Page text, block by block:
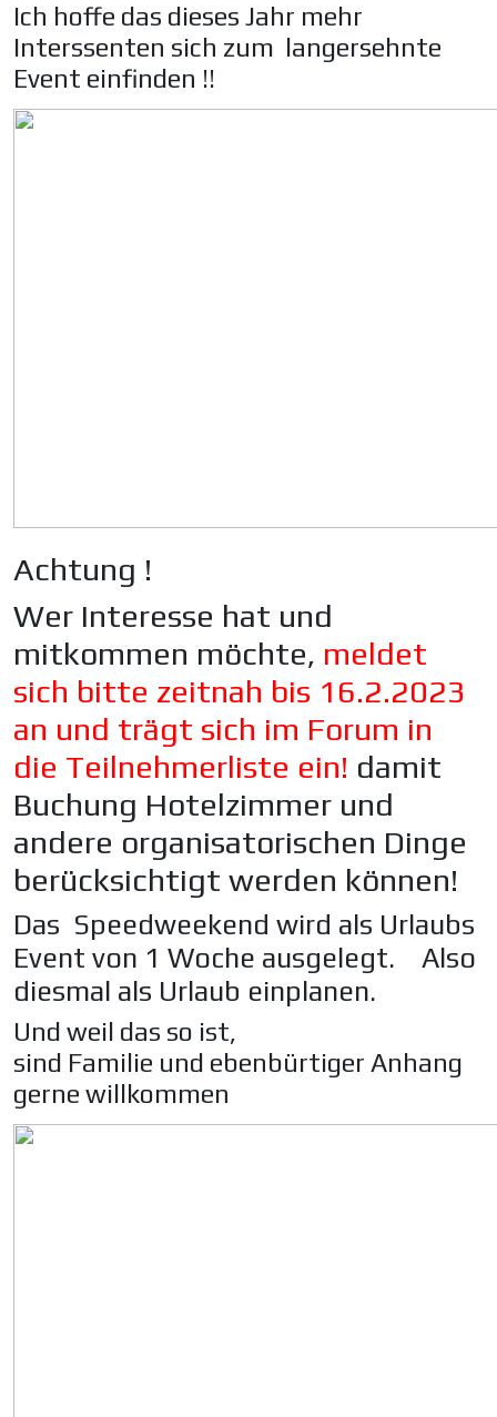
Ich hoffe das dieses Jahr mehr
Interssenten sich zum langersehnte
Event einfinden !!
Achtung !
Wer Interesse hat und
mitkommen möchte, meldet
sich bitte zeitnah bis 16.2.2023
an und trägt sich im Forum in
die Teilnehmerliste ein! damit
Buchung Hotelzimmer und
andere organisatorischen Dinge
berücksichtigt werden können!
Das Speedweekend wird als Urlaubs
Event von 1 Woche ausgelegt. Also
diesmal als Urlaub einplanen.
Und weil das so ist,
sind Familie und ebenbürtiger Anhang
gerne willkommen